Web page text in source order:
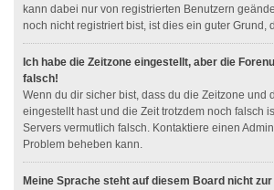
kann dabei nur von registrierten Benutzern
noch nicht registriert bist, ist dies ein guter Grund,
Ich habe die Zeitzone eingestellt, aber die
falsch!
Wenn du dir sicher bist, dass du die Zeitzone und
eingestellt hast und die Zeit trotzdem noch falsch
Servers vermutlich falsch. Kontaktiere einen
Problem beheben kann.
Meine Sprache steht auf diesem Board nicht